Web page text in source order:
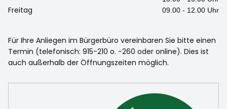
Freitag 09.00 - 12.00 Uhr
Für Ihre Anliegen im Bürgerbüro vereinbaren Sie bitte einen
Termin (telefonisch: 915-210 o. -260 oder online). Dies ist
auch außerhalb der Öffnungszeiten möglich.